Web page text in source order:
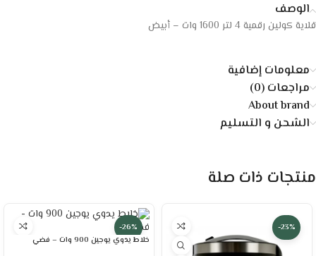
الوصف
قلاية كولين رقمية 4 لتر 1600 وات – أبيض
معلومات إضافية
مراجعات (0)
About brand
الشحن و التسليم
منتجات ذات صلة
-23%
-26%
خلاط يدوي يوجين 900 وات – فضي